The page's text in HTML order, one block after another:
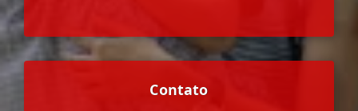
Contato